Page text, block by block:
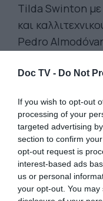
Doc TV - Do Not
If you wish to opt-out
processing of your
targeted advertising
section to confirm
opt-out request is
interest-based ads
us or personal
your opt-out. You
Tilda Swinton με
και
Pedro
Walker, τον
ΘΕΡΙΝΟ
ONASSIS
ΠΡΟΒΟΛΕΣ 19,
τη διάρκεια
Ongoing, έχουμε
μεγάλη οθόνη